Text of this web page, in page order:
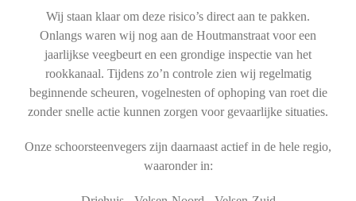
Wij staan klaar om deze risico’s direct aan te pakken.
Onlangs waren wij nog aan de Houtmanstraat voor een
jaarlijkse veegbeurt en een grondige inspectie van het
rookkanaal. Tijdens zo’n controle zien wij regelmatig
beginnende scheuren, vogelnesten of ophoping van roet die
zonder snelle actie kunnen zorgen voor gevaarlijke situaties.
Onze schoorsteenvegers zijn daarnaast actief in de hele regio,
waaronder in: